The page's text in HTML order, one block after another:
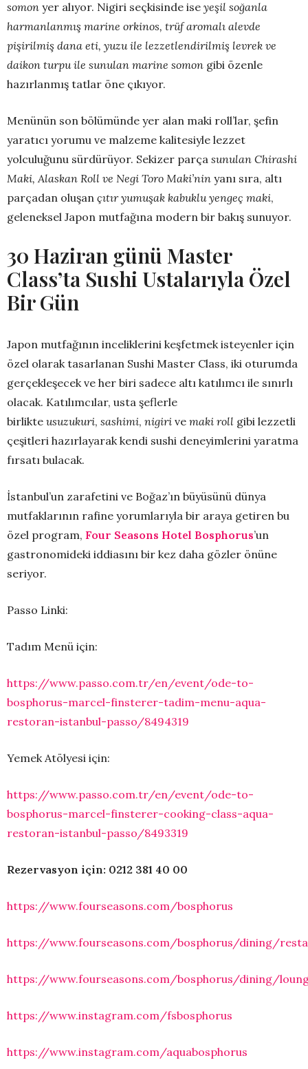
somon yer alıyor. Nigiri seçkisinde ise yeşil soğanla
harmanlanmış marine orkinos, trüf aromalı alevde
pişirilmiş dana eti, yuzu ile lezzetlendirilmiş levrek ve
daikon turpu ile sunulan marine somon gibi özenle
hazırlanmış tatlar öne çıkıyor.
Menünün son bölümünde yer alan maki roll’lar, şefin
yaratıcı yorumu ve malzeme kalitesiyle lezzet
yolculuğunu sürdürüyor. Sekizer parça sunulan Chirashi
Maki, Alaskan Roll ve Negi Toro Maki’nin yanı sıra, altı
parçadan oluşan çıtır yumuşak kabuklu yengeç maki,
geleneksel Japon mutfağına modern bir bakış sunuyor.
30 Haziran günü Master
Class’ta Sushi Ustalarıyla Özel
Bir Gün
Japon mutfağının inceliklerini keşfetmek isteyenler için
özel olarak tasarlanan Sushi Master Class, iki oturumda
gerçekleşecek ve her biri sadece altı katılımcı ile sınırlı
olacak. Katılımcılar, usta şeflerle
birlikte usuzukuri, sashimi, nigiri ve maki roll gibi lezzetli
çeşitleri hazırlayarak kendi sushi deneyimlerini yaratma
fırsatı bulacak.
İstanbul’un zarafetini ve Boğaz’ın büyüsünü dünya
mutfaklarının rafine yorumlarıyla bir araya getiren bu
özel program, Four Seasons Hotel Bosphorus’un
gastronomideki iddiasını bir kez daha gözler önüne
seriyor.
Passo Linki:
Tadım Menü için:
https://www.passo.com.tr/en/event/ode-to-
bosphorus-marcel-finsterer-tadim-menu-aqua-
restoran-istanbul-passo/8494319
Yemek Atölyesi için:
https://www.passo.com.tr/en/event/ode-to-
bosphorus-marcel-finsterer-cooking-class-aqua-
restoran-istanbul-passo/8493319
Rezervasyon için: 0212 381 40 00
https://www.fourseasons.com/bosphorus
https://www.fourseasons.com/bosphorus/dining/
https://www.fourseasons.com/bosphorus/dining/
https://www.instagram.com/fsbosphorus
https://www.instagram.com/aquabosphorus